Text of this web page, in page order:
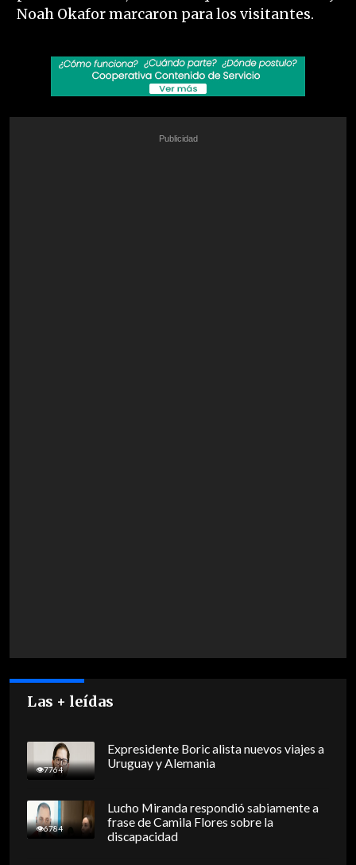
Noah Okafor marcaron para los visitantes.
Las + leídas
7764
Expresidente Boric alista nuevos viajes a
Uruguay y Alemania
6784
Lucho Miranda respondió sabiamente a
frase de Camila Flores sobre la
discapacidad